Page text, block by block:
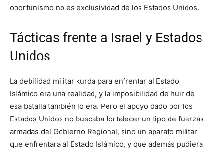
oportunismo no es exclusividad de los Estados Unidos.
Tácticas frente a Israel y Estados
Unidos
La debilidad militar kurda para enfrentar al Estado
Islámico era una realidad, y la imposibilidad de huir de
esa batalla también lo era. Pero el apoyo dado por los
Estados Unidos no buscaba fortalecer un tipo de fuerzas
armadas del Gobierno Regional, sino un aparato militar
que enfrentara al Estado Islámico, y que además pudiera